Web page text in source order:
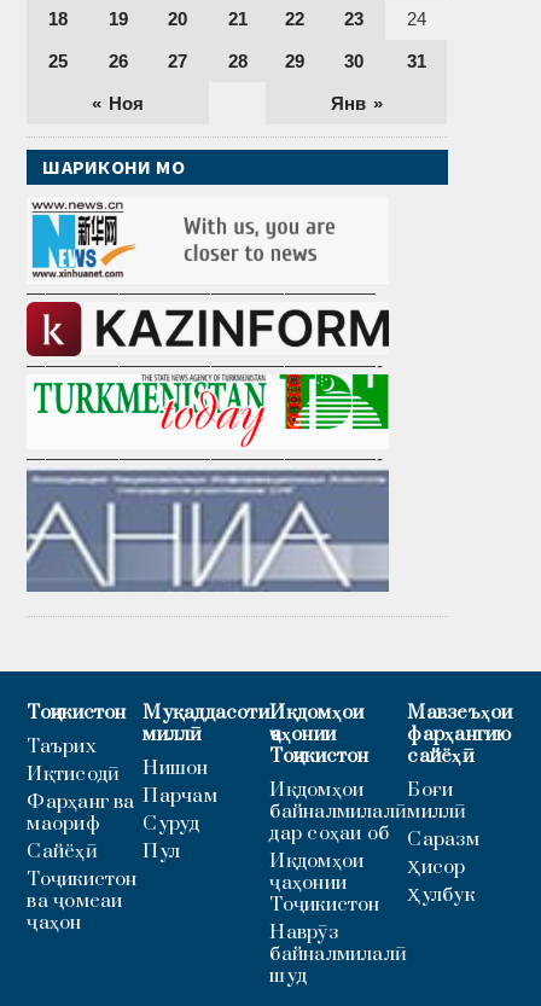
« Ноя Янв »
18 19 20 21 22 23 24
25 26 27 28 29 30 31
ШАРИКОНИ МО
———————————————————
———————————————————-
———————————————————-
Тоҷикистон
Таърих
Иқтисодӣ
Фарҳанг ва
маориф
Сайёҳӣ
Тоҷикистон
ва ҷомеаи
ҷаҳон
Муқаддасоти
миллӣ
Нишон
Парчам
Суруд
Пул
Иқдомҳои
ҷаҳонии
Тоҷикистон
Иқдомҳои
байналмилалӣ
дар соҳаи об
Иқдомҳои
ҷаҳонии
Тоҷикистон
Наврӯз
байналмилалӣ
шуд
Мавзеъҳои
фарҳангию
сайёҳӣ
Боғи
миллӣ
Саразм
Ҳисор
Ҳулбук